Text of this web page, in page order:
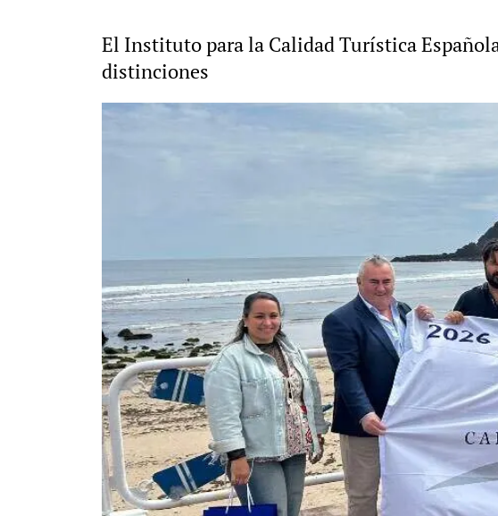
El Instituto para la Calidad Turística
distinciones